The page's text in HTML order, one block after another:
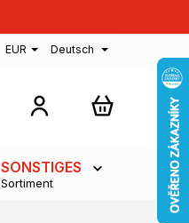
EUR Deutsch
SONSTIGES
Sortiment